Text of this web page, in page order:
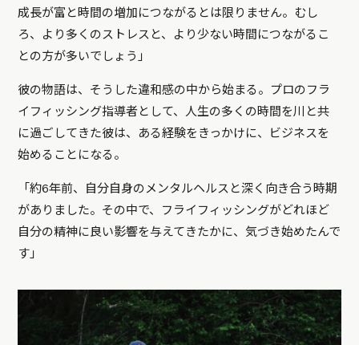
成長が富と時間の増加につながるとは限りません。むし
ろ、より多くのストレスと、より少ない時間につながるこ
との方が多いでしょう」
彼の物語は、そうした違和感の中から始まる。プロのフラ
イフィッシング指導者として、人生の多くの時間を川と共
に過ごしてきた彼は、ある経験をきっかけに、ビジネスを
始めることになる。
「約6年前、自分自身のメンタルヘルスと深く向き合う時期
がありました。その中で、フライフィッシングがどれほど
自分の精神に良い影響を与えてきたかに、気づき始めたんで
す」